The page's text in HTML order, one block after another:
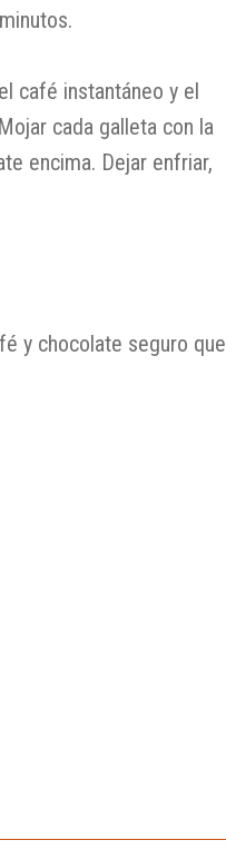
café instantáneo y el
cada galleta con la
encima. Dejar enfriar,
y chocolate seguro que